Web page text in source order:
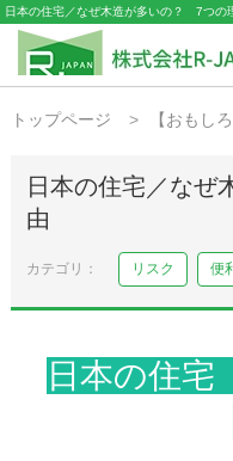
日本の住宅／なぜ木造が多いの？ 7つの
トップページ 【おもし
日本の住宅／な
由
リスク 便
日本の住